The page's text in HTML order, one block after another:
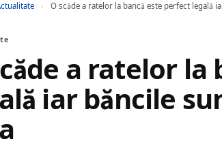
› O scăde a ratelor la bancă este perfect legală
a ratelor
iar băncile